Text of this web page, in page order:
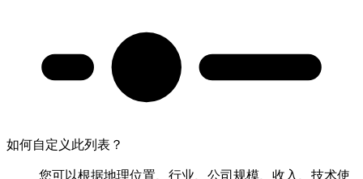
如何自定义此列表？
您可以根据地理位置、行业、公司规模、收入、技术使